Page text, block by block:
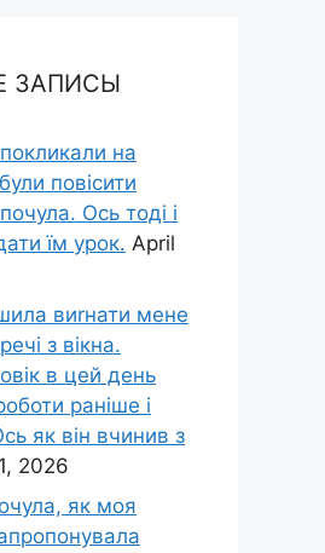
ЗАПИСЫ
на
повісити
Ось тоді і
їм урок. April
виrнати мене
з вікна.
в цей день
раніше і
як він вчинив з
2026
як моя